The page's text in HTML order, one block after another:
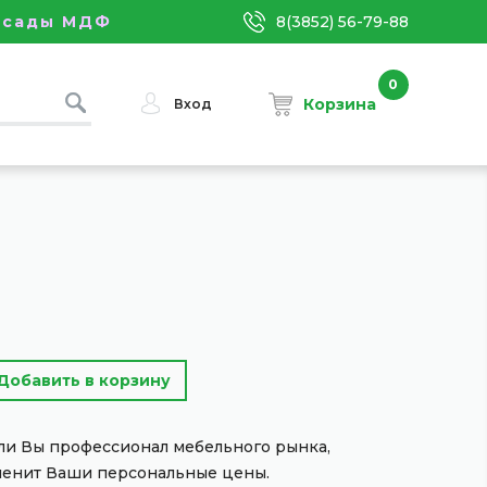
МДФ 8(3852) 56-79-88
Вход Корзина
0
Вы профессионал мебельного рынка,
Ваши персональные цены.